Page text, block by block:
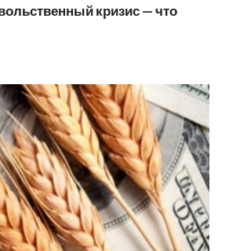
кризис — что